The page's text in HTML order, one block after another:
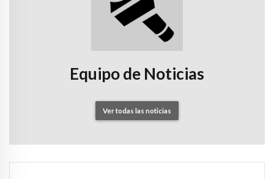
Equipo de Noticias
Ver todas las noticias